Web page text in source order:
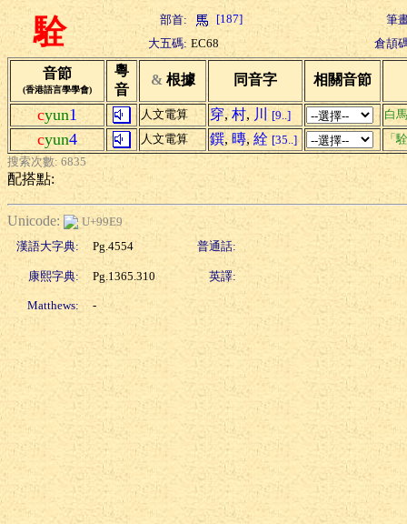
駩 部首: [187]
筆
大五碼: EC68 倉頡
音節
(香港語言學學會)
粵
音
& 根據 同音字 相關音節
cyun1 人文電算 穿, 村, 川 [9..] 白
cyun4 人文電算 鐉, 暷, 絟 [35..]
「
搜索次數: 6835
配搭點:
Unicode:
U+99E9
漢語大字典:
Pg.4554 普通話:
康熙字典: Pg.1365.310 英譯:
Matthews: -